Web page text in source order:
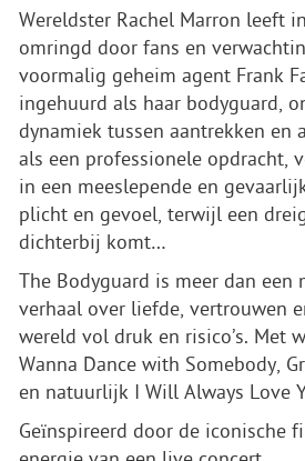
Wereldster Rachel Marron leeft
omringd door fans en
voormalig geheim agent Frank
ingehuurd als haar bodyguard,
dynamiek tussen aantrekken en
als een professionele opdracht,
in een meeslepende en
plicht en gevoel, terwijl een
dichterbij komt…
The Bodyguard is meer dan een
verhaal over liefde, vertrouwen
wereld vol druk en risico’s. Met
Wanna Dance with Somebody,
en natuurlijk I Will Always Love
Geïnspireerd door de iconische